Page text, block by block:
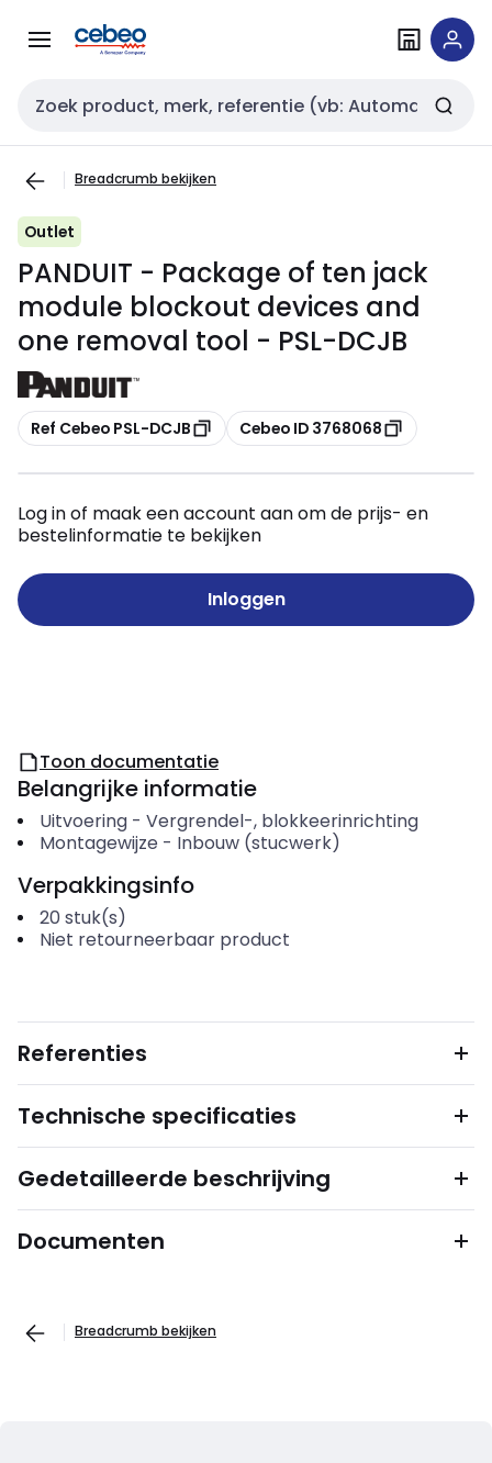
naar
naar
Zoekveld invoer
Breadcrumb bekijken
Outlet
PANDUIT - Package of ten jack
module blockout devices and
one removal tool - PSL-DCJB
Kopiëren
Ref Cebeo PSL-DCJB Kopiëren
Cebeo ID 3768068
Log in of maak een account aan om de prijs- en
bestelinformatie te bekijken
Inloggen
Toon documentatie
Belangrijke informatie
Uitvoering- Vergrendel-, blokkeerinrichting
Montagewijze - Inbouw (stucwerk)
Verpakkingsinfo
20 stuk(s)
Niet retourneerbaar product
Referenties
Technische specificaties
Gedetailleerde beschrijving
Documenten
Breadcrumb bekijken